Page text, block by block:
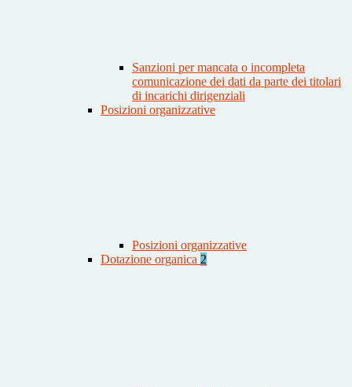
Sanzioni per mancata o incompleta
comunicazione dei dati da parte dei titolari
di incarichi dirigenziali
Posizioni organizzative
Posizioni organizzative
Dotazione organica 2